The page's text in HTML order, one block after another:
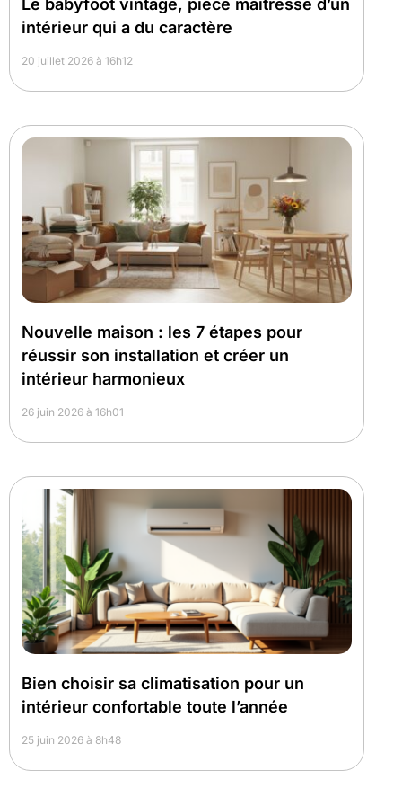
Le babyfoot vintage, pièce maîtresse d’un
intérieur qui a du caractère
20 juillet 2026 à 16h12
Nouvelle maison : les 7 étapes pour
réussir son installation et créer un
intérieur harmonieux
26 juin 2026 à 16h01
Bien choisir sa climatisation pour un
intérieur confortable toute l’année
25 juin 2026 à 8h48